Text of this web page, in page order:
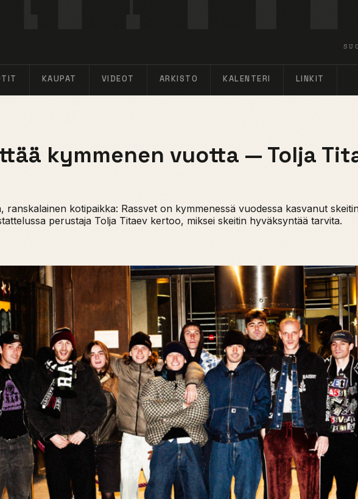
KAUPAT VIDEOT ARKISTO KALENTERI LINKIT
kymmenen vuotta — Tolja
ranskalainen kotipaikka: Rassvet on kymmenessä vuodessa kasvanut
perustaja Tolja Titaev kertoo, miksei skeitin hyväksyntää tarvita.